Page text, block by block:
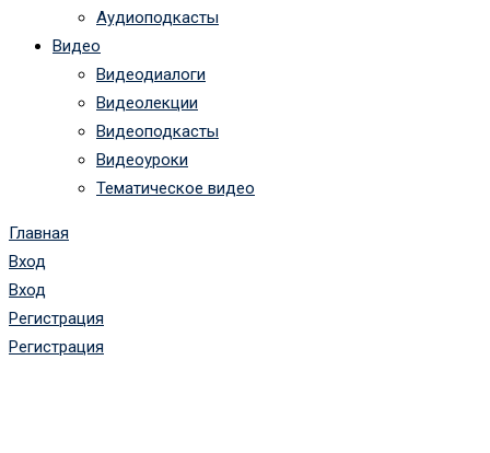
Аудиоподкасты
Видео
Видеодиалоги
Видеолекции
Видеоподкасты
Видеоуроки
Тематическое видео
Главная
Вход
Вход
Регистрация
Регистрация